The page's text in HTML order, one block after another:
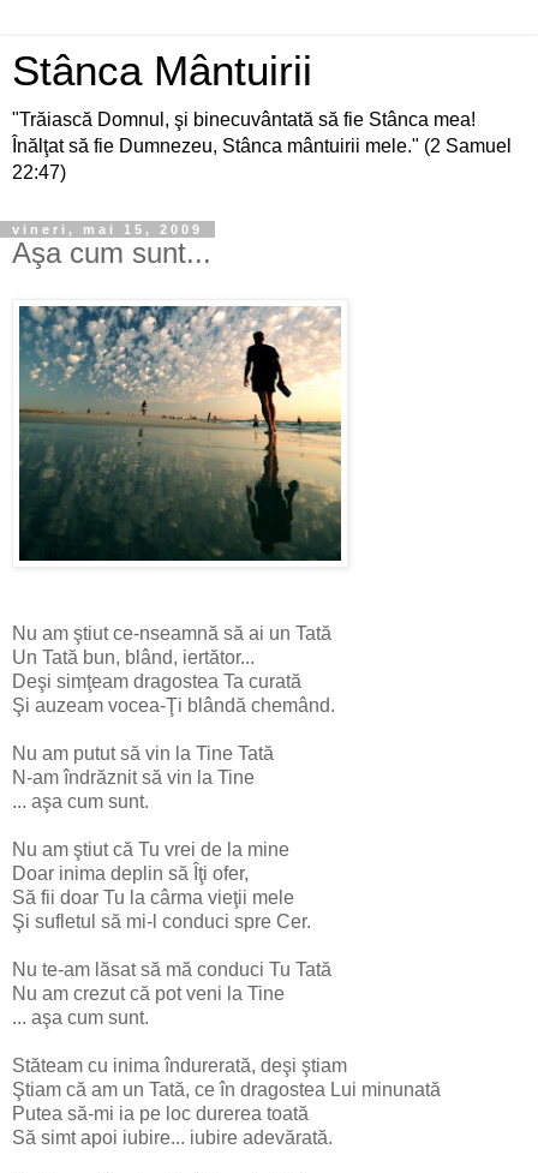
Stânca Mântuirii
"Trăiască Domnul, şi binecuvântată să fie Stânca mea!
Înălţat să fie Dumnezeu, Stânca mântuirii mele." (2 Samuel
22:47)
vineri, mai 15, 2009
Aşa cum sunt...
Nu am ştiut ce-nseamnă să ai un Tată
Un Tată bun, blând, iertător...
Deşi simţeam dragostea Ta curată
Şi auzeam vocea-Ţi blândă chemând.
Nu am putut să vin la Tine Tată
N-am îndrăznit să vin la Tine
... aşa cum sunt.
Nu am ştiut că Tu vrei de la mine
Doar inima deplin să Îţi ofer,
Să fii doar Tu la cârma vieţii mele
Şi sufletul să mi-l conduci spre Cer.
Nu te-am lăsat să mă conduci Tu Tată
Nu am crezut că pot veni la Tine
... aşa cum sunt.
Stăteam cu inima îndurerată, deşi ştiam
Ştiam că am un Tată, ce în dragostea Lui minunată
Putea să-mi ia pe loc durerea toată
Să simt apoi iubire... iubire adevărată.